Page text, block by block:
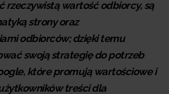
rzeczywistą wartość odbiorcy, są
strony oraz
odbiorców; dzięki temu
swoją strategię do potrzeb
które promują wartościowe i
treści dla